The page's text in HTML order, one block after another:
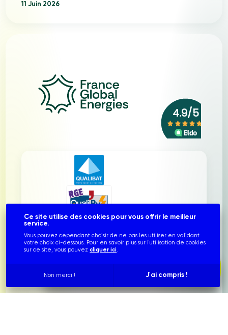
11 Juin 2026
service.technique@franceglobalenergies.fr
Ce site utilise des cookies pour vous offrir le meilleur
service.
Vous pouvez cependant choisir de ne pas les utiliser en validant
votre choix ci-dessous. Pour en savoir plus sur l'utilisation de cookies
sur ce site, vous pouvezcliquer ici
Non merci ! J'ai compris !